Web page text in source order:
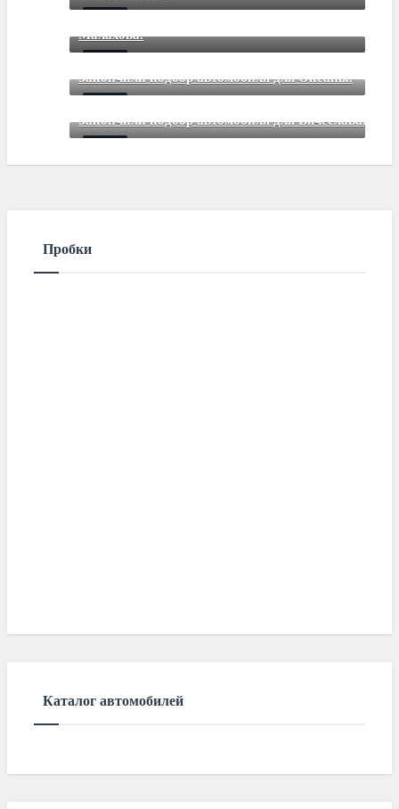
Закончили подбор автомобиля для Дмитрия
Малахова.
Закончили подбор автомобиля для Оксаны.
Закончили подбор автомобиля для Вячеслава.
Пробки
Каталог автомобилей